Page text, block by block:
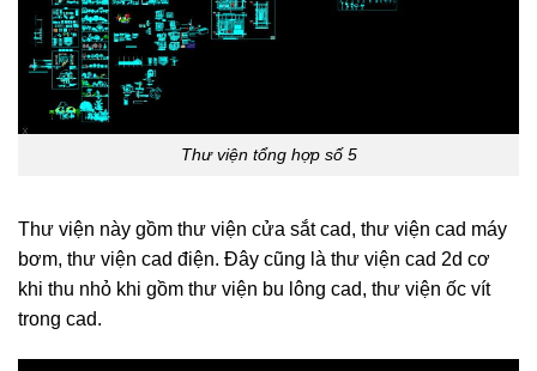
Thư viện tổng hợp số 5
Thư viện này gồm thư viện cửa sắt cad, thư viện cad máy
bơm, thư viện cad điện. Đây cũng là thư viện cad 2d cơ
khi thu nhỏ khi gồm thư viện bu lông cad, thư viện ốc vít
trong cad.